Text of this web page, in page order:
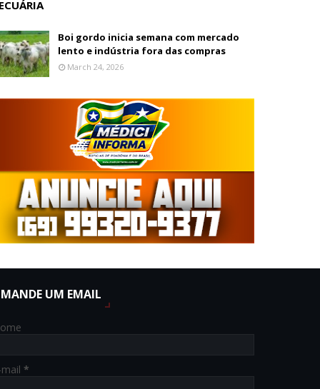
Boi gordo inicia semana com mercado
lento e indústria fora das compras
March 24, 2026
MANDE UM EMAIL
mail*